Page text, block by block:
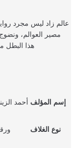
زاد ليس مجرد رواية
مصير العوالم، ونضوج
هذا البطل من
المؤلف أحمد الزيني
نوع الغلاف ورقي